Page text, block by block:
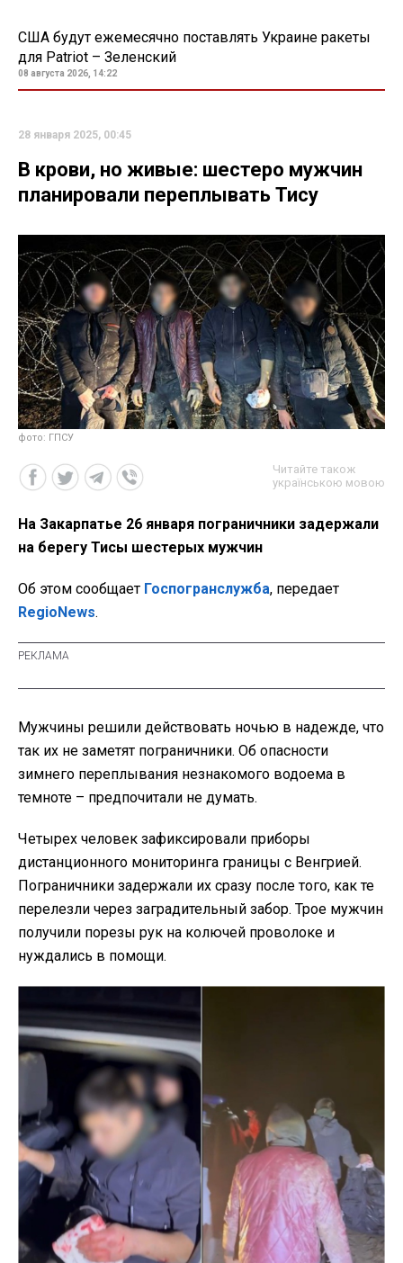
США будут ежемесячно поставлять Украине ракеты
для Patriot – Зеленский
08 августа 2026, 14:22
28 января 2025, 00:45
В крови, но живые: шестеро мужчин
планировали переплывать Тису
фото: ГПСУ
Читайте також
українською мовою
На Закарпатье 26 января пограничники задержали
на берегу Тисы шестерых мужчин
Об этом сообщает Госпогранслужба, передает
RegioNews.
Мужчины решили действовать ночью в надежде, что
так их не заметят пограничники. Об опасности
зимнего переплывания незнакомого водоема в
темноте – предпочитали не думать.
Четырех человек зафиксировали приборы
дистанционного мониторинга границы с Венгрией.
Пограничники задержали их сразу после того, как те
перелезли через заградительный забор. Трое мужчин
получили порезы рук на колючей проволоке и
нуждались в помощи.